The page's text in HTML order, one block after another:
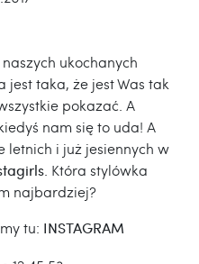
ukochanych
jest taka, że jest Was tak
pokazać. A
nam się to uda! A
letnich i już jesiennych w
. Która stylówka
najbardziej?
tu: INSTAGRAM